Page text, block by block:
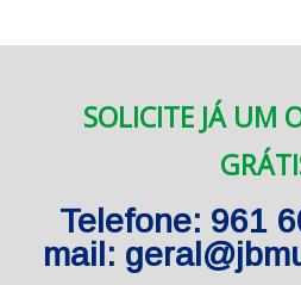
SOLICITE JÁ UM
Telefone: 961
mail: